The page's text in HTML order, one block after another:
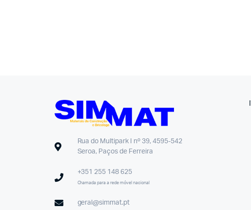
Rua do Multipark I nº 39, 4595-542
Seroa, Paços de Ferreira
+351 255 148 625
Chamada para a rede móvel nacional
geral@simmat.pt